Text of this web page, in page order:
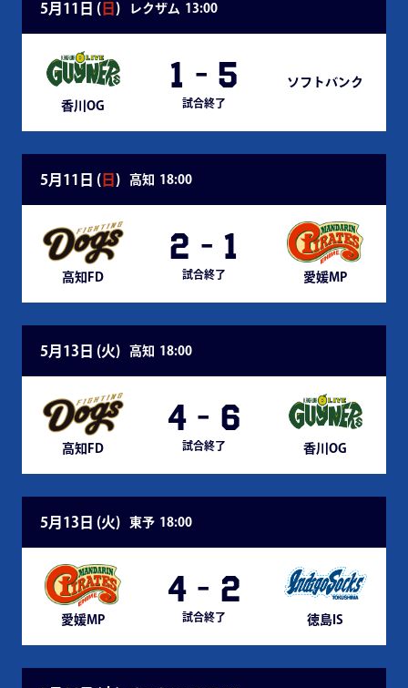
5月11日 ( 日 ) レクザム 13:00
香川OG
1 - 5
試合終了
ソフトバンク
5月11日 ( 日 ) 高知 18:00
高知FD
2 - 1
試合終了 愛媛MP
5月13日 (火) 高知 18:00
高知FD
4 - 6
試合終了 香川OG
5月13日 (火) 東予 18:00
愛媛MP
4 - 2
試合終了 徳島IS